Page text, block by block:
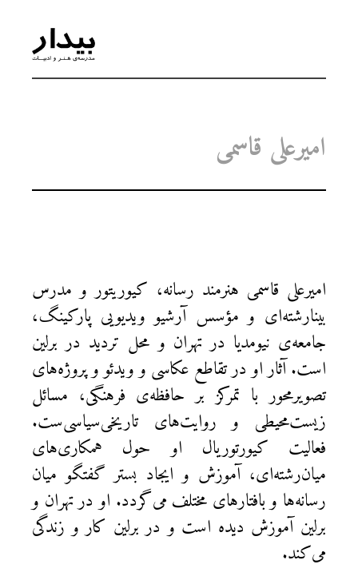
امیرعلی قاسمی
امیرعلی قاسمی هنرمند رسانه، کیوریتور و مدرس
بینا‌رشته‌ای و مؤسس آرشیو ویدیویی پارکینگ،
جامعه‌ی نیومدیا در تهران و محل تردید در برلین
است. آثار او در تقاطع عکاسی و ویدئو و پروژه‌های
تصویر‌محور با تمرکز بر حافظه‌ی فرهنگی، مسائل
زیست‌محیطی و روایت‌های تاریخی‌سیاسی‌ست.
فعالیت کیورتوریال او حول همکاری‌های
میان‌رشته‌ای، آموزش و ایجاد بستر گفتگو میان
رسانه‌ها و بافتار‌های مختلف می‌گردد. او در تهران و
برلین آموزش دیده است و در برلین کار و زندگی
می‌کند.